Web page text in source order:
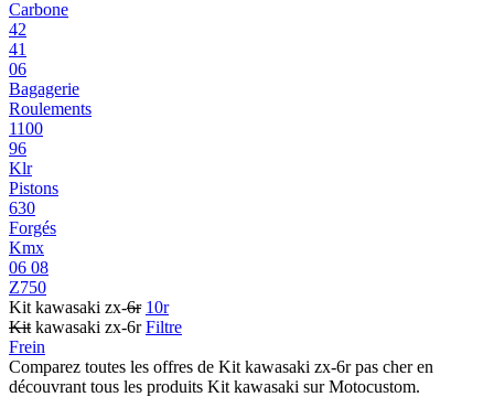
Carbone
42
41
06
Bagagerie
Roulements
1100
96
Klr
Pistons
630
Forgés
Kmx
06 08
Z750
Kit kawasaki zx-6r 10r
Kit kawasaki zx-6r Filtre
Frein
Comparez toutes les offres de Kit kawasaki zx-6r pas cher en
découvrant tous les produits Kit kawasaki sur Motocustom.